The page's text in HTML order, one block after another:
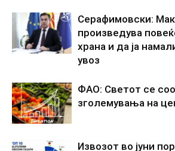
Серафимовски:
произведува
храна и да ја
увоз
ФАО: Светот се
зголемувања на
Извозот во јуни